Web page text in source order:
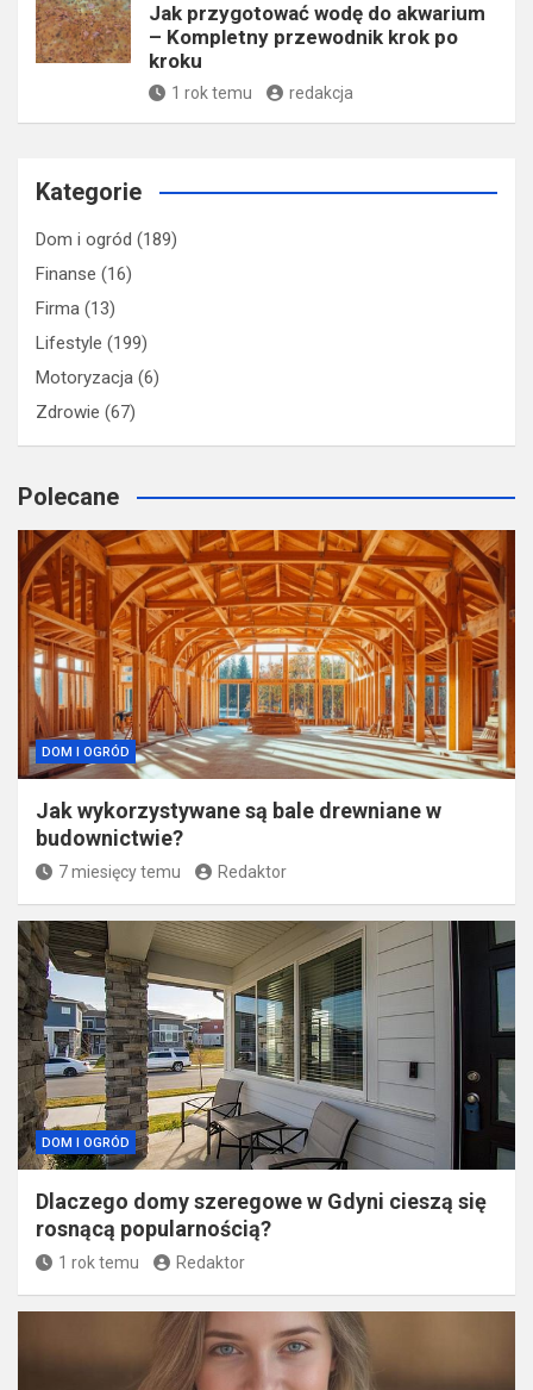
Jak przygotować wodę do akwarium
– Kompletny przewodnik krok po
kroku
1 rok temu redakcja
Kategorie
Dom i ogród (189)
Finanse (16)
Firma (13)
Lifestyle (199)
Motoryzacja (6)
Zdrowie (67)
Polecane
DOM I OGRÓD
Jak wykorzystywane są bale drewniane w
budownictwie?
7 miesięcy temu Redaktor
DOM I OGRÓD
Dlaczego domy szeregowe w Gdyni cieszą się
rosnącą popularnością?
1 rok temu Redaktor